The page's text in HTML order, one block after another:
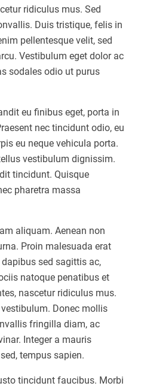
ridiculus mus. Sed
Duis tristique, felis in
pellentesque velit, sed
Vestibulum eget dolor ac
sodales odio ut purus
eu finibus eget, porta in
nec tincidunt odio, eu
eu neque vehicula porta.
vestibulum dignissim.
tincidunt. Quisque
pharetra massa
aliquam. Aenean non
Proin malesuada erat
sed sagittis ac,
natoque penatibus et
nascetur ridiculus mus.
Donec mollis
fringilla diam, ac
Integer a mauris
tempus sapien.
tincidunt faucibus. Morbi